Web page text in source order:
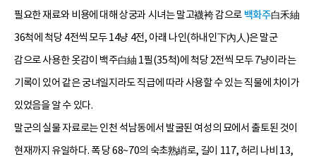
필요한 재료와 비용에 대해 상궁과 시녀는 말고襪袴 감으로 백화주白禾紬
36척에 척당 4전씩 모두 14냥 4전, 아래 나인(하내인下內人)은 말군
감으로 사용한 옷감이 백주白紬 1필(35척)에 척당 2전씩 모두 7냥이라는
기록이 있어 같은 궁녀일지라도 직급에 따라 사용할 수 있는 직물에 차이가
있었음을 알 수 있다.
말군의 실물 자료로는 인천 석남동에서 발굴된 여성의 묘에서 출토된 것이
현재까지 유일하다. 폭 당 68~70의 숙초熟綃로, 길이 117, 허리 나비 13,